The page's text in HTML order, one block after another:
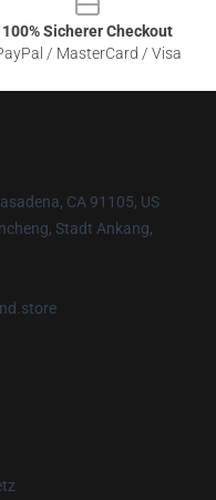
100% Sicherer Checkout
/ MasterCard / Visa
CA 91105, US
Stadt Ankang,